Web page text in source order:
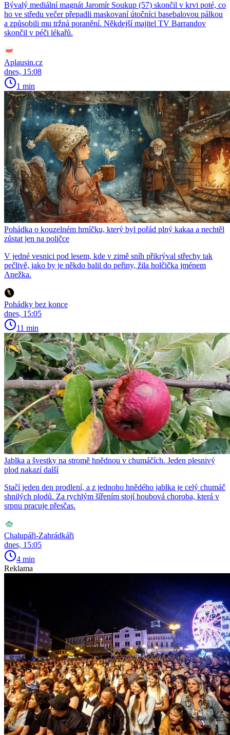
Bývalý mediální magnát Jaromír Soukup (57) skončil v krvi poté, co
ho ve středu večer přepadli maskovaní útočníci basebalovou pálkou
a způsobili mu tržná poranění. Někdejší majitel TV Barrandov
skončil v péči lékařů.
Aplausin.cz
dnes, 15:08
1 min
Pohádka o kouzelném hrníčku, který byl pořád plný kakaa a nechtěl
zůstat jen na poličce
V jedné vesnici pod lesem, kde v zimě sníh přikrýval střechy tak
pečlivě, jako by je někdo balil do peřiny, žila holčička jménem
Anežka.
Pohádky bez konce
dnes, 15:05
11 min
Jablka a švestky na stromě hnědnou v chumáčích. Jeden plesnivý
plod nakazí další
Stačí jeden den prodlení, a z jednoho hnědého jablka je celý chumáč
shnilých plodů. Za rychlým šířením stojí houbová choroba, která v
srpnu pracuje přesčas.
Chalupáři-Zahrádkáři
dnes, 15:05
4 min
Reklama